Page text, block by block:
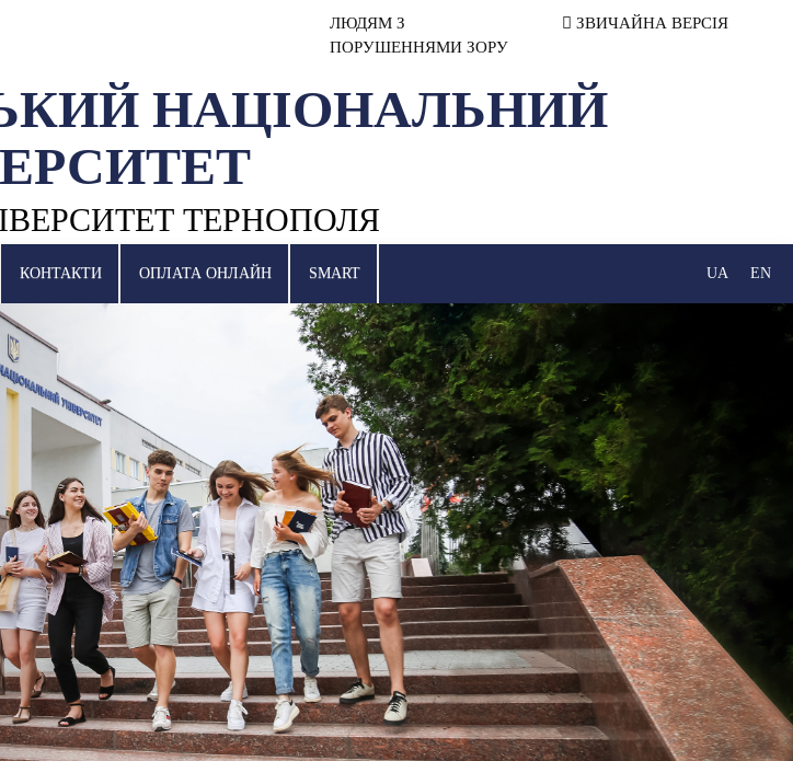
ЛЮДЯМ З
ПОРУШЕННЯМИ ЗОРУ
ЗВИЧАЙНА ВЕРСІЯ
НАЦІОНАЛЬНИЙ
ТЕРНОПОЛЯ
КОНТАКТИ ОПЛАТА ОНЛАЙН SMART UA EN